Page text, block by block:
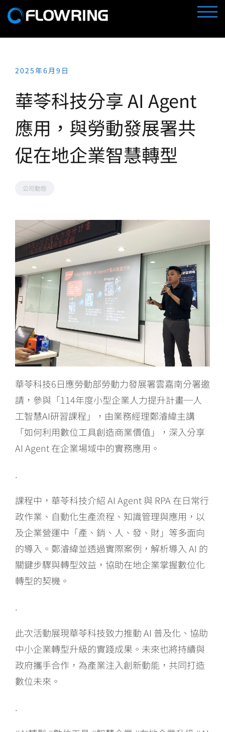
Skip
to
2025年6月9日
華苓科技分享 AI Agent
應用，與勞動發展署共
促在地企業智慧轉型
公司動態
華苓科技6日應勞動部勞動力發展署雲嘉南分署邀
請，參與「114年度小型企業人力提升計畫─人
工智慧AI研習課程」，由業務經理鄭濬緯主講
「如何利用數位工具創造商業價值」，深入分享
AI Agent 在企業場域中的實務應用。
.
課程中，華苓科技介紹 AI Agent 與 RPA 在日常行
政作業、自動化生產流程、知識管理與應用，以
及企業營運中「產、銷、人、發、財」等多面向
的導入。鄭濬緯並透過實際案例，解析導入 AI 的
關鍵步驟與轉型效益，協助在地企業掌握數位化
轉型的契機。
.
此次活動展現華苓科技致力推動 AI 普及化、協助
中小企業轉型升級的實踐成果。未來也將持續與
政府攜手合作，為產業注入創新動能，共同打造
數位未來。
.